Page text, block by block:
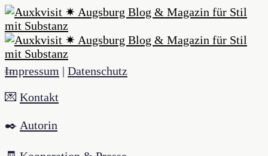
Impressum | Datenschutz
💌 Kontakt
✒️ Autorin